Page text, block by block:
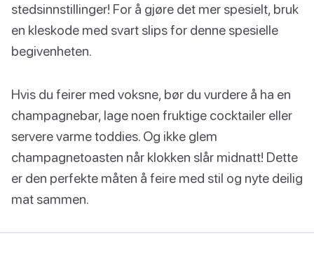
stedsinnstillinger! For å gjøre det mer spesielt, bruk
en kleskode med svart slips for denne spesielle
begivenheten.
Hvis du feirer med voksne, bør du vurdere å ha en
champagnebar, lage noen fruktige cocktailer eller
servere varme toddies. Og ikke glem
champagnetoasten når klokken slår midnatt! Dette
er den perfekte måten å feire med stil og nyte deilig
mat sammen.